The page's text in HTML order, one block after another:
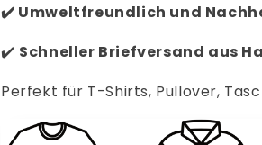
✔️ Umweltfreundlich und
✔️ Schneller Briefversand aus
Perfekt für T-Shirts, Pullover,